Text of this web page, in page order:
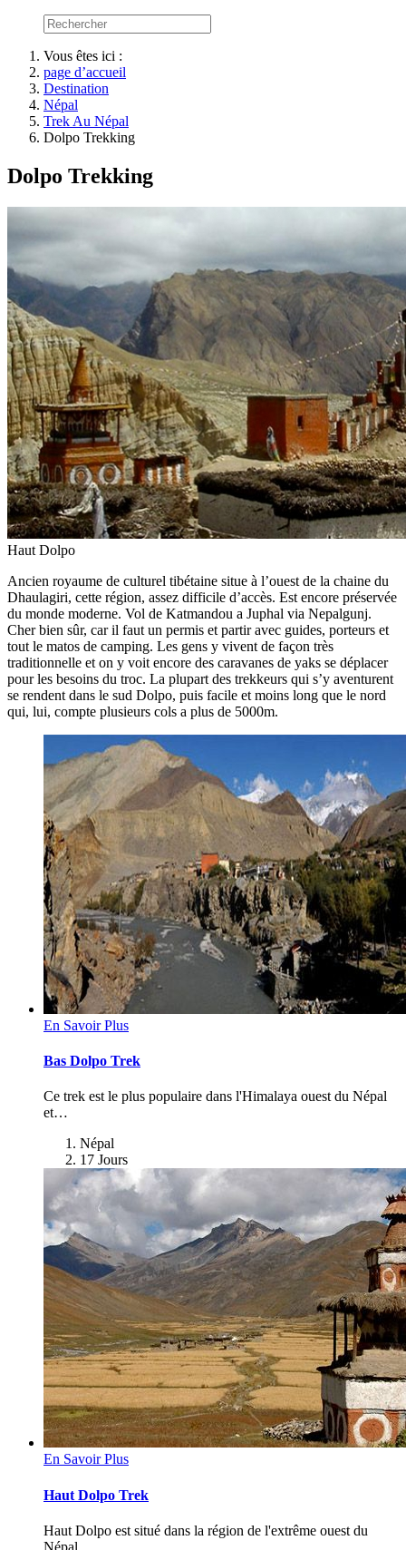
Vous êtes ici :
page d’accueil
Destination
Népal
Trek Au Népal
Dolpo Trekking
Dolpo Trekking
Haut Dolpo
Ancien royaume de culturel tibétaine situe à l’ouest de la chaine du
Dhaulagiri, cette région, assez difficile d’accès. Est encore préservée
du monde moderne. Vol de Katmandou a Juphal via Nepalgunj.
Cher bien sûr, car il faut un permis et partir avec guides, porteurs et
tout le matos de camping. Les gens y vivent de façon très
traditionnelle et on y voit encore des caravanes de yaks se déplacer
pour les besoins du troc. La plupart des trekkeurs qui s’y aventurent
se rendent dans le sud Dolpo, puis facile et moins long que le nord
qui, lui, compte plusieurs cols a plus de 5000m.
En Savoir Plus
Bas Dolpo Trek
Ce trek est le plus populaire dans l'Himalaya ouest du Népal
et…
Népal
17 Jours
En Savoir Plus
Haut Dolpo Trek
Haut Dolpo est situé dans la région de l'extrême ouest du
Népal,…